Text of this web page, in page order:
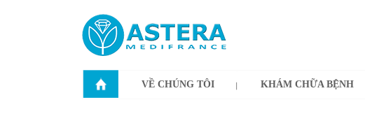
VỀ CHÚNG TÔI KHÁM CHỮA BỆNH